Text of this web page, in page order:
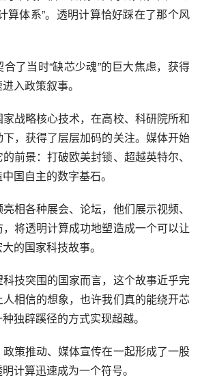
算体系”。透明计算恰好踩在了那个风
了当时“缺芯少魂”的巨大焦虑，获得
入政策叙事。
战略核心技术，在高校、科研院所和
，获得了层层加码的关注。媒体开始
前景：打破欧美封锁、超越英特尔、
国自主的数字基石。
相各种展会、论坛，他们展示视频、
将透明计算成功地塑造成一个可以让
的国家科技故事。
技突围的国家而言，这个故事近乎完
相信的想象，也许我们真的能绕开芯
独辟蹊径的方式实现超越。
策推动、媒体宣传在一起形成了一股
计算迅速成为一个符号。